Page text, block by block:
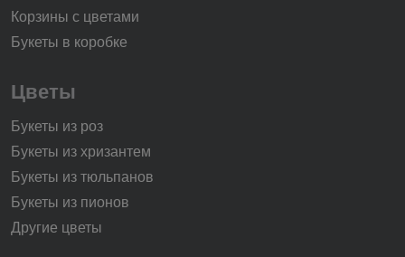
Корзины с цветами
Букеты в коробке
Цветы
Букеты из роз
Букеты из хризантем
Букеты из тюльпанов
Букеты из пионов
Другие цветы